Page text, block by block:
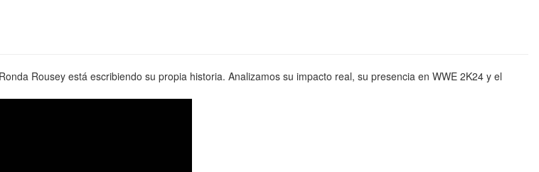
Rousey está escribiendo su propia historia. Analizamos su impacto real, su presencia en WWE 2K24 y el